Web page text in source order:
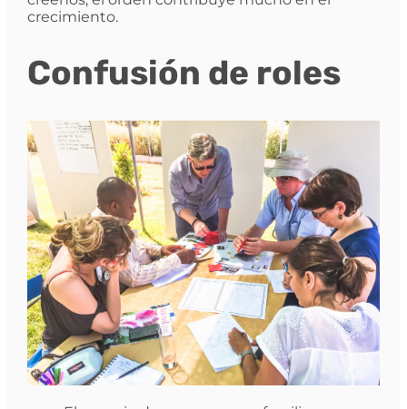
crecimiento.
Confusión de roles